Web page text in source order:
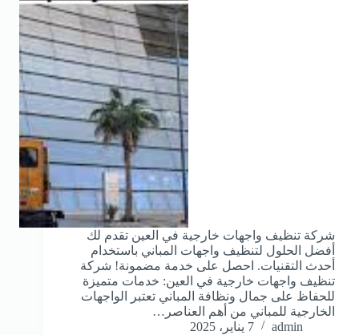
شركة تنظيف واجهات خارجية في العين تقدم لك
أفضل الحلول لتنظيف واجهات المباني باستخدام
أحدث التقنيات. احصل على خدمة مضمونة! شركة
تنظيف واجهات خارجية في العين: خدمات متميزة
للحفاظ على جمال ونظافة المباني تعتبر الواجهات
الخارجية للمباني من أهم العناصر…
admin
7 يناير، 2025